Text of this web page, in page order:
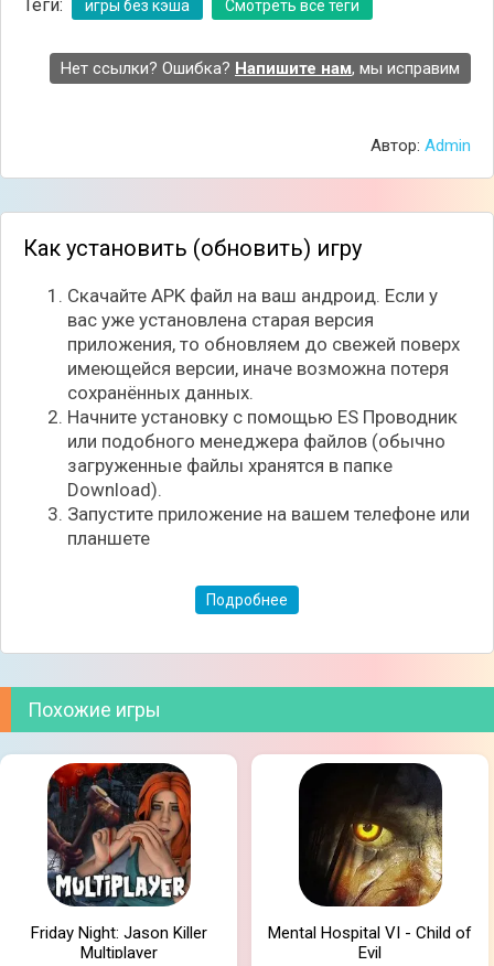
Теги: игры без кэша Смотреть все теги
Нет ссылки? Ошибка? Напишите нам, мы исправим
Автор: Admin
Как установить (обновить) игру
Скачайте APK файл на ваш андроид. Если у
вас уже установлена старая версия
приложения, то обновляем до свежей поверх
имеющейся версии, иначе возможна потеря
сохранённых данных.
Начните установку с помощью ES Проводник
или подобного менеджера файлов (обычно
загруженные файлы хранятся в папке
Download).
Запустите приложение на вашем телефоне или
планшете
Подробнее
Похожие игры
Friday Night: Jason Killer
Multiplayer
Mental Hospital VI - Child of
Evil